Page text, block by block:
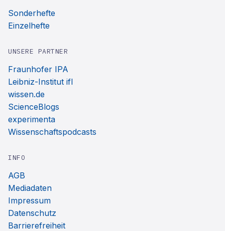
Sonderhefte
Einzelhefte
UNSERE PARTNER
Fraunhofer IPA
Leibniz-Institut ifl
wissen.de
ScienceBlogs
experimenta
Wissenschaftspodcasts
INFO
AGB
Mediadaten
Impressum
Datenschutz
Barrierefreiheit